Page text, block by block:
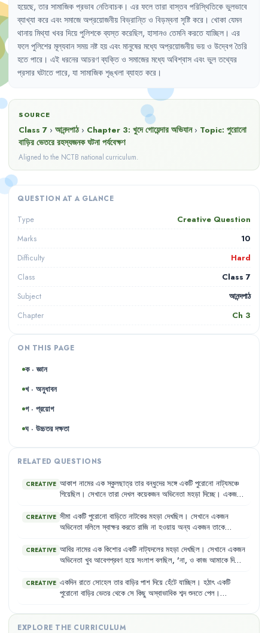
হয়েছে, তার সামাজিক প্রভাব নেতিবাচক । এর ফলে তারা বাস্তব পরিস্থিতিকে ভুলভাবে
ব্যাখ্যা করে এবং সমাজে অপ্রয়োজনীয় বিভ্রান্তি ও বিড়ম্বনা সৃষ্টি করে । খোকা যেমন
থানায় মিথ্যা খবর দিয়ে পুলিশকে ব্যস্ত করেছিল, হাসানও তেমনি করতে যাচ্ছিল । এর
ফলে পুলিশের মূল্যবান সময় নষ্ট হয় এবং মানুষের মধ্যে অপ্রয়োজনীয় ভয় ও উদ্বেগ তৈরি
হতে পারে । এই ধরনের আচরণ ব্যক্তি ও সমাজের মধ্যে অবিশ্বাস এবং ভুল তথ্যের
প্রসার ঘটাতে পারে, যা সামাজিক শৃঙ্খলা ব্যাহত করে ।
SOURCE
Class 7 › আনন্দপাঠ › Chapter 3: খুদে গোয়েন্দার অভিযান › Topic: পুরোনো
বাড়ির ভেতরে রহস্যজনক ঘটনা পর্যবেক্ষণ
Aligned to the NCTB national curriculum.
QUESTION AT A GLANCE
Type Creative Question
Marks 10
Difficulty Hard
Class Class 7
Subject আনন্দপাঠ
Chapter Ch 3
ON THIS PAGE
ক · জ্ঞান
খ · অনুধাবন
গ · প্রয়োগ
ঘ · উচ্চতর দক্ষতা
RELATED QUESTIONS
CREATIVE আকাশ নামের এক স্কুলছাত্র তার বন্ধুদের সঙ্গে একটি পুরোনো নাট্যমঞ্চে
গিয়েছিল । সেখানে তারা দেখল কয়েকজন অভিনেতা মহড়া দিচ্ছে। একজন
দলিলে সই করতে বলছে। আকাশ হঠাৎ করে ভয় পেয়ে গেল এবং এটিকে
একটি অপরাধমূলক ঘটনা ভেবে তার অভিভাবকদের জানাতে চাইল।
CREATIVE সীমা একটি পুরোনো বাড়িতে নাটকের মহড়া দেখছিল । সেখানে একজন
অভিনেতা দলিলে স্বাক্ষর করতে রাজি না হওয়ায় অন্য একজন তাকে
তার ভাইকে বলল, 'ভাইয়া, ওরা লোকটাকে মেরে ফেলবে! আমাদের কিছু
একটা করতে হবে!'
CREATIVE আবির নামের এক কিশোর একটি নাট্যদলের মহড়া দেখছিল । সেখানে একজন
অভিনেতা খুব আবেগপ্রবণ হয়ে সংলাপ বলছিল, 'না, ও কাজ আমাকে দিয়ে
তোমাকে। নইলে দেখতেই তো পাচ্ছ- !' আবির মনে করল , 'এ নিশ্চয়ই
কোনো সত্যিকারের ঘটনা।'
CREATIVE একদিন রাতে সোহেল তার বাড়ির পাশ দিয়ে হেঁটে যাচ্ছিল । হঠাৎ একটি
পুরোনো বাড়ির ভেতর থেকে সে কিছু অস্বাভাবিক শব্দ শুনতে পেল ।
সাথে তর্ক করছে। সোহেল মনে মনে ভাবল, 'এ নিশ্চয়ই কোনো অপরাধের
ঘটনা । আমাকে এক্ষুনি কিছু
EXPLORE THE CURRICULUM